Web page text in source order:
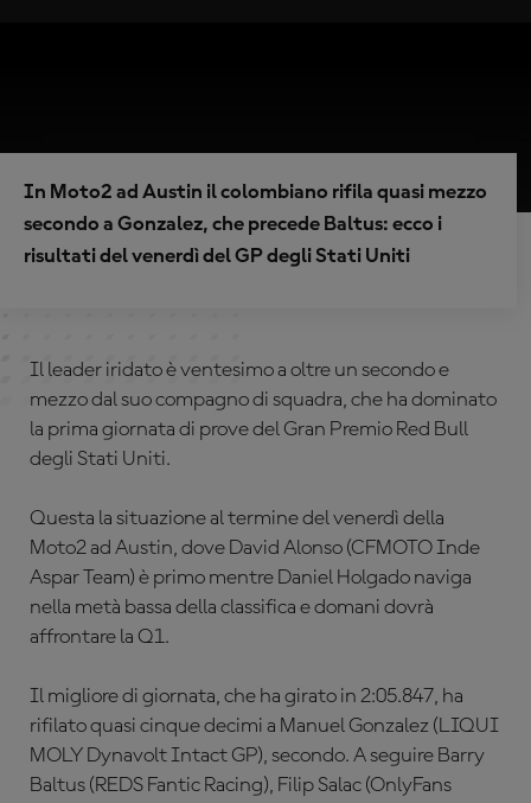
In Moto2 ad Austin il colombiano rifila quasi mezzo
secondo a Gonzalez, che precede Baltus: ecco i
risultati del venerdì del GP degli Stati Uniti
Il leader iridato è ventesimo a oltre un secondo e
mezzo dal suo compagno di squadra, che ha dominato
la prima giornata di prove del Gran Premio Red Bull
degli Stati Uniti.
Questa la situazione al termine del venerdì della
Moto2 ad Austin, dove David Alonso (CFMOTO Inde
Aspar Team) è primo mentre Daniel Holgado naviga
nella metà bassa della classifica e domani dovrà
affrontare la Q1.
Il migliore di giornata, che ha girato in 2:05.847, ha
rifilato quasi cinque decimi a Manuel Gonzalez (LIQUI
MOLY Dynavolt Intact GP), secondo. A seguire Barry
Baltus (REDS Fantic Racing), Filip Salac (OnlyFans